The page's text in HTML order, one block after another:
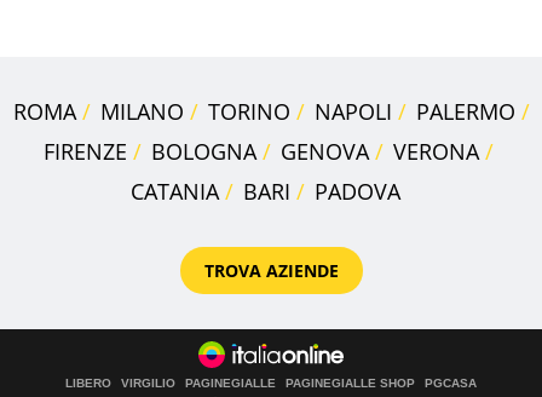
ROMA MILANO TORINO NAPOLI
PALERMO
FIRENZE
BOLOGNA GENOVA
VERONA
CATANIA
BARI PADOVA
TROVA AZIENDE
LIBERO VIRGILIO PAGINEGIALLE PAGINEGIALLE SHOP
PGCASA